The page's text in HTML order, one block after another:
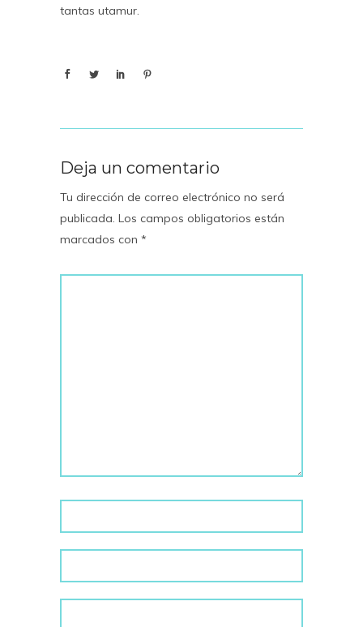
tantas utamur.
Deja un comentario
Tu dirección de correo electrónico no será
publicada. Los campos obligatorios están
marcados con *